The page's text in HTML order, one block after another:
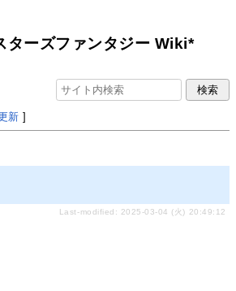
ターズファンタジー Wiki*
新 ]
Last-modified: 2025-03-04 (火) 20:49:12